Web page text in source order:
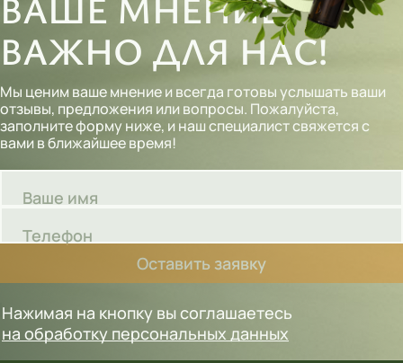
ВАЖНО ДЛЯ НАС!
Мы ценим ваше мнение и всегда готовы услышать ваши
отзывы, предложения или вопросы. Пожалуйста,
заполните форму ниже, и наш специалист свяжется с
вами в ближайшее время!
Ваше имя
Телефон
Оставить заявку
Нажимая на кнопку вы соглашаетесь
на обработку персональных данных